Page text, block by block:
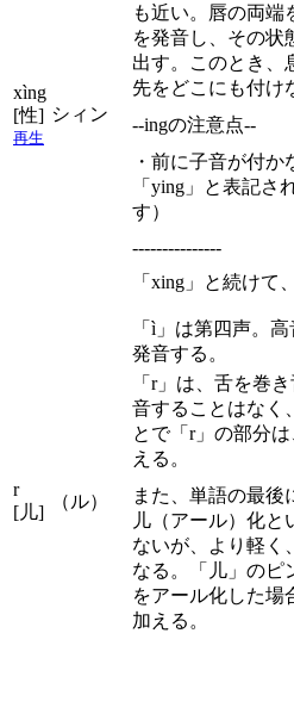
xìng
[性]
再生
シィン
も近い。唇の両端
を発音し、その状
出す。このとき、
先をどこにも付け
--ingの注意点--
・前に子音が付
「ying」と表記さ
す）
---------------
「xing」と続けて
「ì」は第四声。
発音する。
r
[儿]
（ル）
「r」は、舌を巻
音することはなく
とで「r」の部分
える。
また、単語の最後
儿（アール）化と
ないが、より軽く
なる。「儿」のピ
をアール化した場
加える。